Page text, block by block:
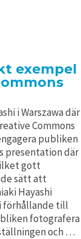
exempel
i Warszawa där
Commons
publiken
presentation där
gott
sätt att
Hayashi
förhållande till
fotografera
och …